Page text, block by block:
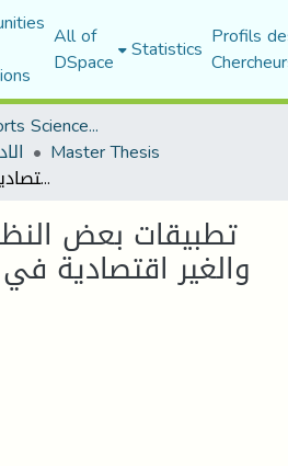
All of
DSpace Statistics Profils
Institute of Sports Sciences and Techniques
Master Thesis
تطبيقات بعض النظريات الاقتصادية والغير اقتصادية في الإدارة الرياضية
تطبيقات بعض
والغير اقتصادية في